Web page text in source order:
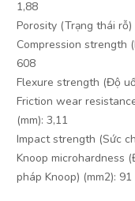
1,88
Porosity (Trạng thái rỗ)
Compression strength
608
Flexure strength (Độ
Friction wear
(mm): 3,11
Impact strength (Sức
Knoop microhardness
pháp Knoop) (mm2): 91